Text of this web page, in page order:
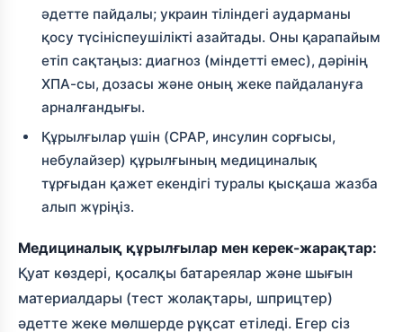
әдетте пайдалы; украин тіліндегі аударманы
қосу түсініспеушілікті азайтады. Оны қарапайым
етіп сақтаңыз: диагноз (міндетті емес), дәрінің
ХПА-сы, дозасы және оның жеке пайдалануға
арналғандығы.
Құрылғылар үшін (CPAP, инсулин сорғысы,
небулайзер) құрылғының медициналық
тұрғыдан қажет екендігі туралы қысқаша жазба
алып жүріңіз.
Медициналық құрылғылар мен керек-жарақтар:
Қуат көздері, қосалқы батареялар және шығын
материалдары (тест жолақтары, шприцтер)
әдетте жеке мөлшерде рұқсат етіледі. Егер сіз